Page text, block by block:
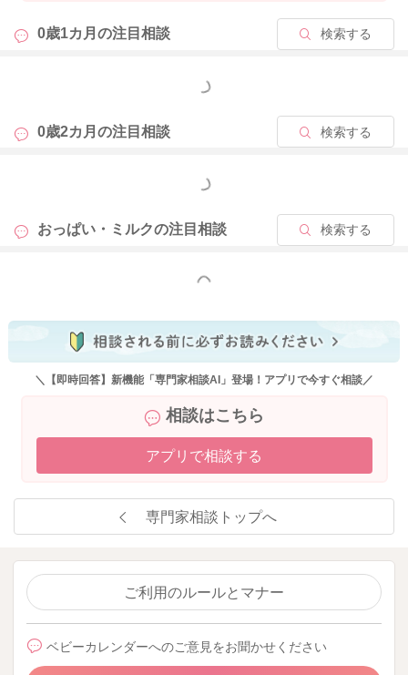
お子さんの足をあさみさんの両足の間に入れて挟み、腰からお
尻にかけて丸くなれるようにしていただきます。
ってくれることはないかなと思いました。
https://youtu.be/q1k-RmgCQnA?si=FgfW1xcQAtj5wiDY
0歳1カ月の注目相談 検索する
もっと見る
0歳2カ月の注目相談 検索する
もっと見る
おっぱい・ミルクの注目相談 検索する
もっと見る
＼【即時回答】新機能「専門家相談AI」登場！アプリで今すぐ相談／
相談はこちら
アプリで相談する
専門家相談トップへ
ご利用のルールとマナー
ベビーカレンダーへのご意見をお聞かせください